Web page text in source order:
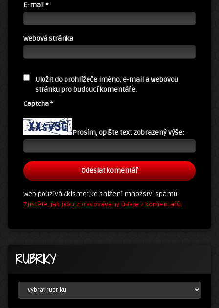
E-mail*
Webová stránka
Uložit do prohlížeče jméno, e-mail a webovou
stránku pro budoucí komentáře.
Captcha*
Prosím, opište text zobrazený výše:
Web používá Akismet ke snížení množství spamu.
Zjistěte, jak jsou zpracovávány údaje z komentářů.
RUBRIKY